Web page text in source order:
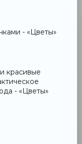
- «Цветы»
красивые
- «Цветы»